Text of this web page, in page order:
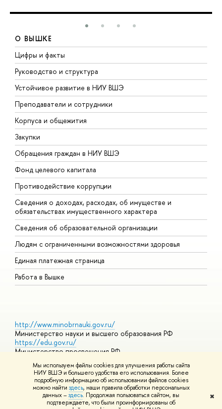
Мы используем файлы cookies для улучшения работы сайта
НИУ ВШЭ и большего удобства его использования. Более
подробную информацию об использовании файлов cookies
можно найти здесь, наши правила обработки персональных
данных –здесь. Продолжая пользоваться сайтом, вы
подтверждаете, что были проинформированы об
✖
О ВЫШКЕ
Цифры и факты
Руководство и структура
Устойчивое развитие в НИУ ВШЭ
Преподаватели и сотрудники
Корпуса и общежития
Закупки
Обращения граждан в НИУ ВШЭ
Фонд целевого капитала
Противодействие коррупции
Сведения о доходах, расходах, об имуществе и
обязательствах имущественного характера
Сведения об образовательной организации
Людям с ограниченными возможностями здоровья
Единая платежная страница
Работа в Вышке
http://www.minobrnauki.gov.ru/
Министерство науки и высшего образования РФ
https://edu.gov.ru/
Министерство просвещения РФ
Массовые открытые онлайн-курсы
© НИУ ВШЭ 1993–2026 Адреса и контактыУсловия
использования материалов Политика конфиденциальности